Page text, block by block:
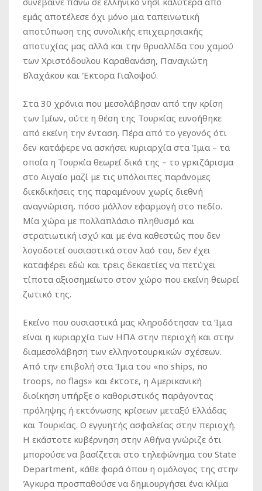
εμάς αποτέλεσε όχι μόνο μια ταπεινωτική
αποτύπωση της συνολικής επιχειρησιακής
αποτυχίας μας αλλά και την θρυαλλίδα του χαμού
των Χριστόδουλου Καραθανάση, Παναγιώτη
Βλαχάκου και Έκτορα Γιαλοψού.
Στα 30 χρόνια που μεσολάβησαν από την κρίση
των Ιμίων, ούτε η θέση της Τουρκίας ευνοήθηκε
από εκείνη την ένταση. Πέρα από το γεγονός ότι
δεν κατάφερε να ασκήσει κυριαρχία στα Ίμια – τα
οποία η Τουρκία θεωρεί δικά της – το γρκιζάρισμα
στο Αιγαίο μαζί με τις υπόλοιπες παράνομες
διεκδικήσεις της παραμένουν χωρίς διεθνή
αναγνώριση, πόσο μάλλον εφαρμογή στο πεδίο.
Μία χώρα με πολλαπλάσιο πληθυσμό και
στρατιωτική ισχύ και με ένα καθεστώς που δεν
λογοδοτεί ουσιαστικά στον λαό του, δεν έχει
καταφέρει εδώ και τρεις δεκαετίες να πετύχει
τίποτα αξιοσημείωτο στον χώρο που εκείνη θεωρεί
ζωτικό της.
Εκείνο που ουσιαστικά μας κληροδότησαν τα Ίμια
είναι η κυριαρχία των ΗΠΑ στην περιοχή και στην
διαμεσολάβηση των ελληνοτουρκικών σχέσεων.
Από την επιβολή στα Ίμια του «no ships, no
troops, no flags» και έκτοτε, η Αμερικανική
διοίκηση υπήρξε ο καθοριστικός παράγοντας
πρόληψης ή εκτόνωσης κρίσεων μεταξύ Ελλάδας
και Τουρκίας. Ο εγγυητής ασφαλείας στην περιοχή.
Η εκάστοτε κυβέρνηση στην Αθήνα γνώριζε ότι
μπορούσε να βασίζεται στο τηλεφώνημα του State
Department, κάθε φορά όπου η ομόλογος της στην
Άγκυρα προσπαθούσε να δημιουργήσει ένα κλίμα